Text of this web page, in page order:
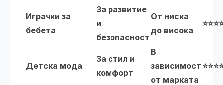
Играчки за
бебета
За развитие
и
безопасност
От ниска
до висока
Детска мода
За стил и
комфорт
В
зависимост
от марката